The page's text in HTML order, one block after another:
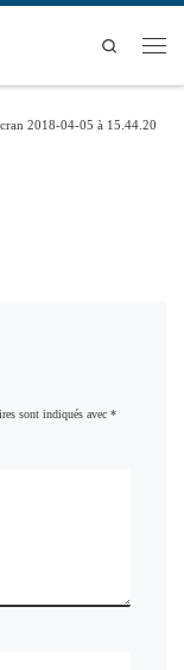
Search
2018-04-05 à 15.44.20
sont indiqués avec *